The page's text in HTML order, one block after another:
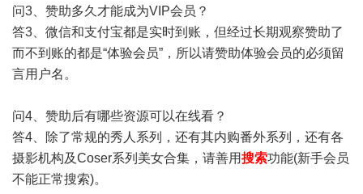
问3、赞助多久才能成为VIP会员？
答3、微信和支付宝都是实时到账，但经过长期观察赞助了
而不到账的都是“体验会员”，所以请赞助体验会员的必须留
言用户名。
问4、赞助后有哪些资源可以在线看？
答4、除了常规的秀人系列，还有其内购番外系列，还有各
摄影机构及Coser系列美女合集，请善用搜索功能(新手会员
不能正常搜索)。